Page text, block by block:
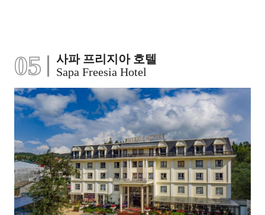
05
사파 프리지아 호텔
Sapa Freesia Hotel